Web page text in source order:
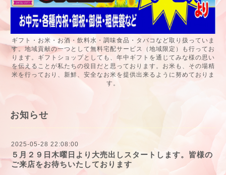
ギフト・お米・お酒・飲料水・調味食品・タバコなど取り扱っていま
す。地域貢献の一つとして無料宅配サービス（地域限定）も行ってお
ります。ギフトショップとしても、年中ギフトを通じてみな様の思い
を伝えることが私たちの役目だと思っております。お米も、その場精
米を行っており、新鮮、安全なお米を提供出来るように努めておりま
す。
お知らせ
2025-05-28 22:08:00
５月２９日木曜日より大売出しスタートします。皆様の
ご来店をお待ちいたしております